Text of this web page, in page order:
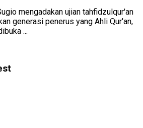
mengadakan ujian tahfidzulqur'an
generasi penerus yang Ahli Qur'an,
...